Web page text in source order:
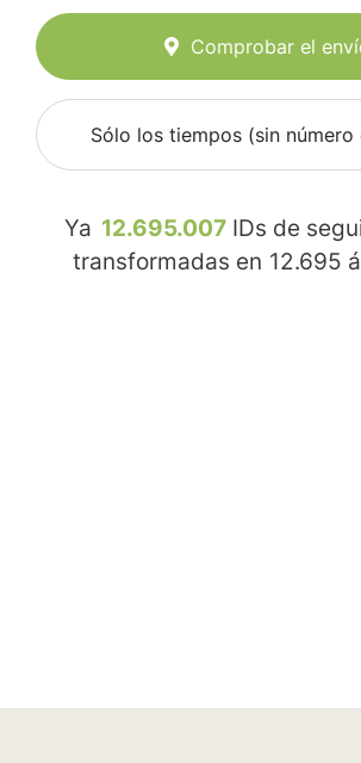
Comprobar el
Sólo los tiempos (sin número
Ya 12.695.007 IDs de
transformadas en 12.695